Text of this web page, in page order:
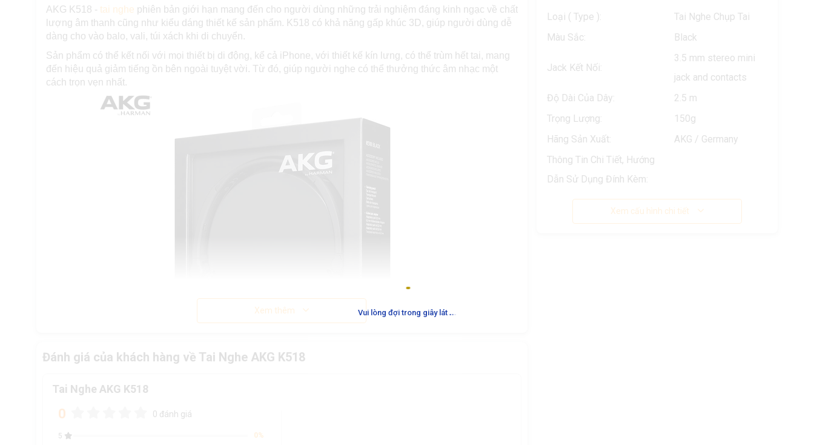
Vui lòng đợi trong giây lát ...
AKG K518 - tai nghe phiên bản giới hạn mang đến cho người dùng những trải nghiệm đáng kinh ngạc về chất
lượng âm thanh cũng như kiểu dáng thiết kế sản phẩm. K518 có khả năng gấp khúc 3D, giúp người dùng dễ
dàng cho vào balo, vali, túi xách khi di chuyển.
Sản phẩm có thể kết nối với mọi thiết bị di động, kể cả iPhone, với thiết kế kín lưng, có thể trùm hết tai, mang
đến hiệu quả giảm tiếng ồn bên ngoài tuyệt vời. Từ đó, giúp người nghe có thể thưởng thức âm nhạc một
cách trọn vẹn nhất.
Xem thêm
Đánh giá của khách hàng về Tai Nghe AKG K518
Tai Nghe AKG K518
0 0 đánh giá
5
0%
Loại ( Type ):
Tai Nghe Chụp Tai
Màu Sắc:
Black
Jack Kết Nối:
3.5 mm stereo mini
jack and contacts
Độ Dài Của Dây:
2.5 m
Trọng Lượng:
150g
Hãng Sản Xuất:
AKG / Germany
Thông Tin Chi Tiết, Hướng
Dẫn Sử Dụng Đính Kèm:
Xem cấu hình chi tiết